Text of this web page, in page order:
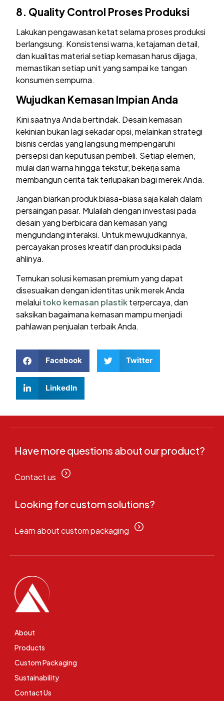
8. Quality Control Proses Produksi
Lakukan pengawasan ketat selama proses produksi
berlangsung. Konsistensi warna, ketajaman detail,
dan kualitas material setiap kemasan harus dijaga,
memastikan setiap unit yang sampai ke tangan
konsumen sempurna.
Wujudkan Kemasan Impian Anda
Kini saatnya Anda bertindak. Desain kemasan
kekinian bukan lagi sekadar opsi, melainkan strategi
bisnis cerdas yang langsung mempengaruhi
persepsi dan keputusan pembeli. Setiap elemen,
mulai dari warna hingga tekstur, bekerja sama
membangun cerita tak terlupakan bagi merek Anda.
Jangan biarkan produk biasa-biasa saja kalah dalam
persaingan pasar. Mulailah dengan investasi pada
desain yang berbicara dan kemasan yang
mengundang interaksi. Untuk mewujudkannya,
percayakan proses kreatif dan produksi pada
ahlinya.
Temukan solusi kemasan premium yang dapat
disesuaikan dengan identitas unik merek Anda
melalui toko kemasan plastikterpercaya, dan
saksikan bagaimana kemasan mampu menjadi
pahlawan penjualan terbaik Anda.
Facebook Twitter
LinkedIn
Have more questions about our product?
Contact us
Looking for custom solutions?
Learn about custom packaging
About
Products
Custom Packaging
Sustainability
Contact Us